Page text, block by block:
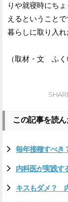
りや就寝時にち
えるということ
暮らしに取り入れ
（取材・文 ふく
この記事を読
毎年接種すべき
内科医が実践す
キスもダメ？